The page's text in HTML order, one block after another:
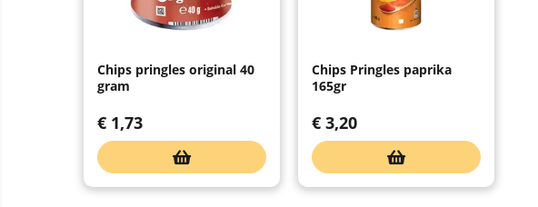
Chips pringles original 40
gram
€ 1,73
Chips Pringles paprika
165gr
€ 3,20